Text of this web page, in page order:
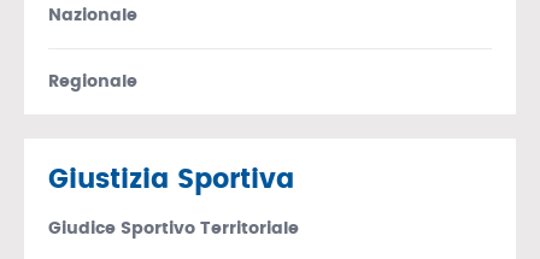
Nazionale
Regionale
Giustizia Sportiva
Giudice Sportivo Territoriale